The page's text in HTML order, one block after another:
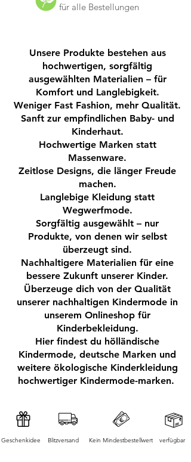
hautfreundliche Qualität, ideal für
Farbe: Braun/ Elfenbein
Form: Quadratisch
Maße: 65 x 65 cm
Material:
100 % Bio-Baumwolle – weich,
atmungsaktiv und nachhaltig
Perfekt für den täglichen Einsatz und
ein Must-have in jeder
Babyausstattung.
Zertifizierung: GOTS-organic CERES
für alle Bestellungen
Unsere Produkte bestehen aus
hochwertigen, sorgfältig
ausgewählten Materialien – für
Komfort und Langlebigkeit.
Weniger Fast Fashion, mehr Qualität.
Sanft zur empfindlichen Baby- und
Kinderhaut.
Hochwertige Marken statt
Massenware.
Zeitlose Designs, die länger Freude
machen.
Langlebige Kleidung statt
Wegwerfmode.
Sorgfältig ausgewählt – nur
Produkte, von denen wir selbst
überzeugt sind.
Nachhaltigere Materialien für eine
bessere Zukunft unserer Kinder.
Überzeuge dich von der Qualität
unserer nachhaltigen Kindermode in
unserem Onlineshop für
Kinderbekleidung.
Hier findest du hölländische
Kindermode, deutsche Marken und
weitere ökologische Kinderkleidung
hochwertiger Kindermode-marken.
Geschenkidee Blitzversand Kein Mindestbestellwert verfügbar